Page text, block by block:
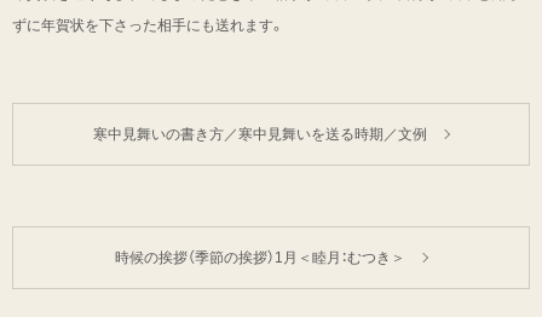
ずに年賀状を下さった相手にも送れます。
寒中見舞いの書き方／寒中見舞いを送る時期／文例
時候の挨拶（季節の挨拶）1月＜睦月：むつき＞